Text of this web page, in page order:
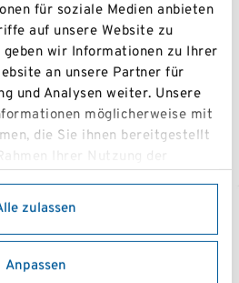
für soziale Medien anbieten
auf unsere Website zu
geben wir Informationen zu Ihrer
an unsere Partner für
und Analysen weiter. Unsere
möglicherweise mit
die Sie ihnen bereitgestellt
Ihrer Nutzung der
zulassen
Anpassen